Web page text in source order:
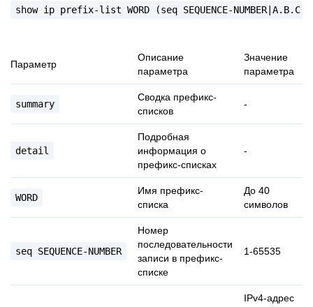
show ip prefix-list WORD (seq SEQUENCE-
Параметр
Описание
параметра
Значение
параметра
summary
Сводка префикс-
списков
-
detail
Подробная
информация о
префикс-списках
-
WORD
Имя префикс-
списка
До 40
символов
seq SEQUENCE-NUMBER
Номер
последовательности
записи в префикс-
списке
1-65535
IPv4-адрес